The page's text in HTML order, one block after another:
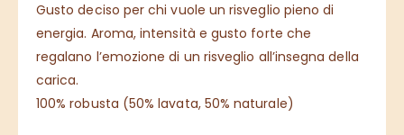
Gusto deciso per chi vuole un risveglio pieno di
energia. Aroma, intensità e gusto forte che
regalano l’emozione di un risveglio all’insegna della
carica.
100% robusta (50% lavata, 50% naturale)